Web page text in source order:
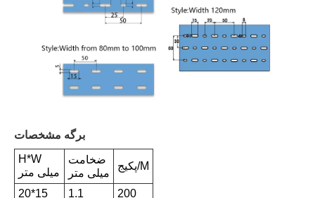
برگه مشخصات
H*W
میلی متر
ضخامت
میلی متر
پکیج/M
20*15 1.1
200